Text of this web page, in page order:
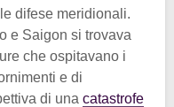
difese meridionali.
e Saigon si trovava
che ospitavano i
e di
di una catastrofe